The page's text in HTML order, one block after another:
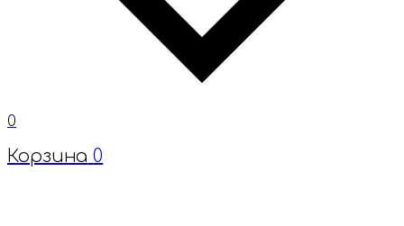
0
Корзина 0